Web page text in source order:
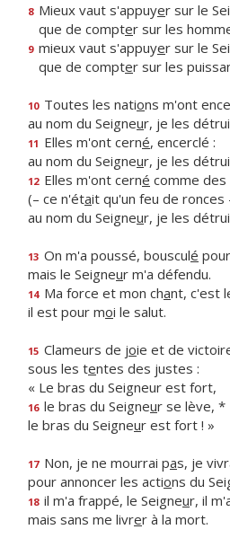
8 Mieux vaut s'appuyer sur le
que de compter sur les
9 mieux vaut s'appuyer sur le
que de compter sur les
10 Toutes les nations m'ont
au nom du Seigneur, je les
11 Elles m'ont cerné, encerclé :
au nom du Seigneur, je les
12 Elles m'ont cerné comme des
(– ce n'était qu'un feu de ronces
au nom du Seigneur, je les
13 On m'a poussé, bousculé
mais le Seigneur m'a défendu.
14 Ma force et mon chant, c'est
il est pour moi le salut.
15 Clameurs de joie et de
sous les tentes des justes :
« Le bras du Seigneur est fort,
16 le bras du Seigneur se lève, *
le bras du Seigneur est fort ! »
17 Non, je ne mourrai pas, je
pour annoncer les actions du
18 il m'a frappé, le Seigneur, il
mais sans me livrer à la mort.